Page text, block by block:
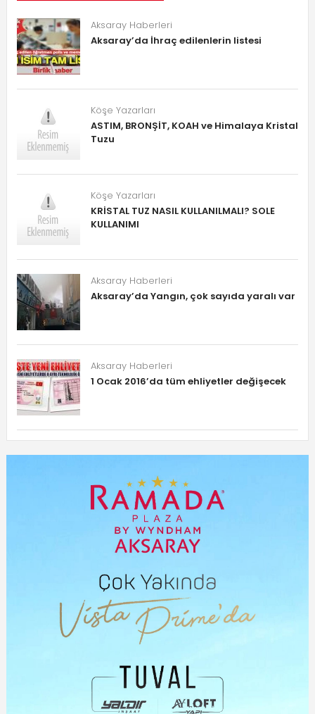
Aksaray Haberleri
Aksaray’da İhraç edilenlerin listesi
Köşe Yazarları
ASTIM, BRONŞİT, KOAH ve Himalaya Kristal
Tuzu
Köşe Yazarları
KRİSTAL TUZ NASIL KULLANILMALI? SOLE
KULLANIMI
Aksaray Haberleri
Aksaray’da Yangın, çok sayıda yaralı var
Aksaray Haberleri
1 Ocak 2016’da tüm ehliyetler değişecek